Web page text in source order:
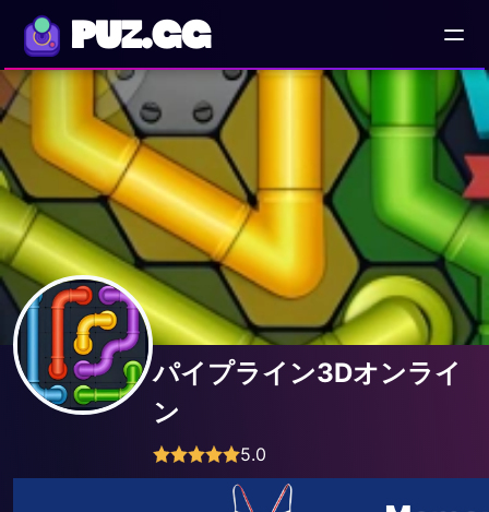
PUZ.GG
パイプライン3Dオンライ
ン
5.0